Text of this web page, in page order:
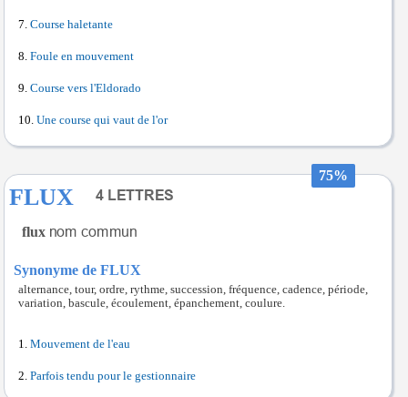
Course haletante
Foule en mouvement
Course vers l'Eldorado
Une course qui vaut de l'or
75%
FLUX
flux
Synonyme de FLUX
alternance, tour, ordre, rythme, succession, fréquence, cadence, période,
variation, bascule, écoulement, épanchement, coulure.
Mouvement de l'eau
Parfois tendu pour le gestionnaire